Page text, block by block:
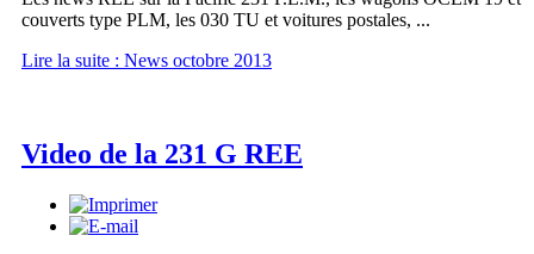
couverts type PLM, les 030 TU et voitures postales, ...
Lire la suite : News octobre 2013
Video de la 231 G REE